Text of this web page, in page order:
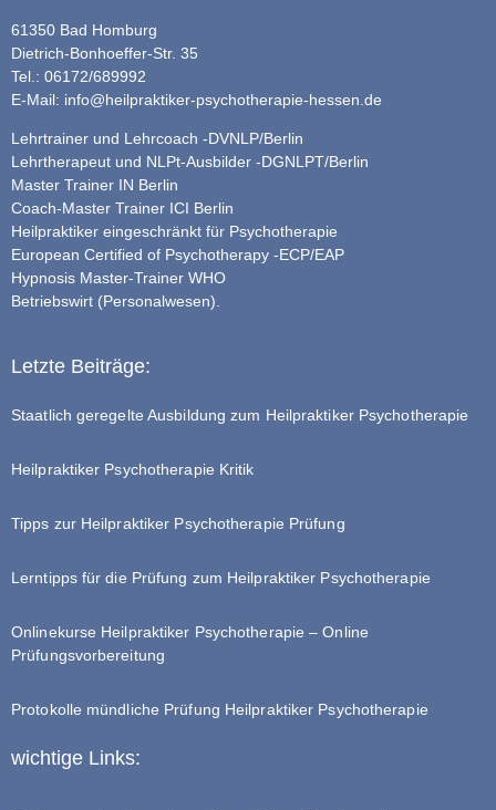
61350 Bad Homburg
Dietrich-Bonhoeffer-Str. 35
Tel.: 06172/689992
E-Mail: info@heilpraktiker-psychotherapie-hessen.de
Lehrtrainer und Lehrcoach -DVNLP/Berlin
Lehrtherapeut und NLPt-Ausbilder -DGNLPT/Berlin
Master Trainer IN Berlin
Coach-Master Trainer ICI Berlin
Heilpraktiker eingeschränkt für Psychotherapie
European Certified of Psychotherapy -ECP/EAP
Hypnosis Master-Trainer WHO
Betriebswirt (Personalwesen).
Letzte Beiträge:
Staatlich geregelte Ausbildung zum Heilpraktiker Psychotherapie
Heilpraktiker Psychotherapie Kritik
Tipps zur Heilpraktiker Psychotherapie Prüfung
Lerntipps für die Prüfung zum Heilpraktiker Psychotherapie
Onlinekurse Heilpraktiker Psychotherapie – Online
Prüfungsvorbereitung
Protokolle mündliche Prüfung Heilpraktiker Psychotherapie
wichtige Links: